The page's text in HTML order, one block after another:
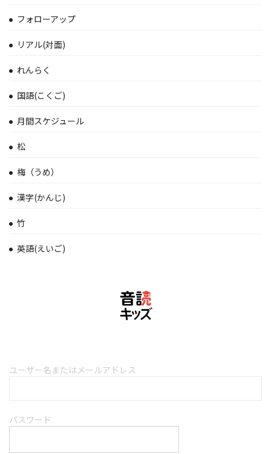
フォローアップ
リアル(対面)
れんらく
国語(こくご)
月間スケジュール
松
梅（うめ）
漢字(かんじ)
竹
英語(えいご)
ユーザー名またはメールアドレス
パスワード